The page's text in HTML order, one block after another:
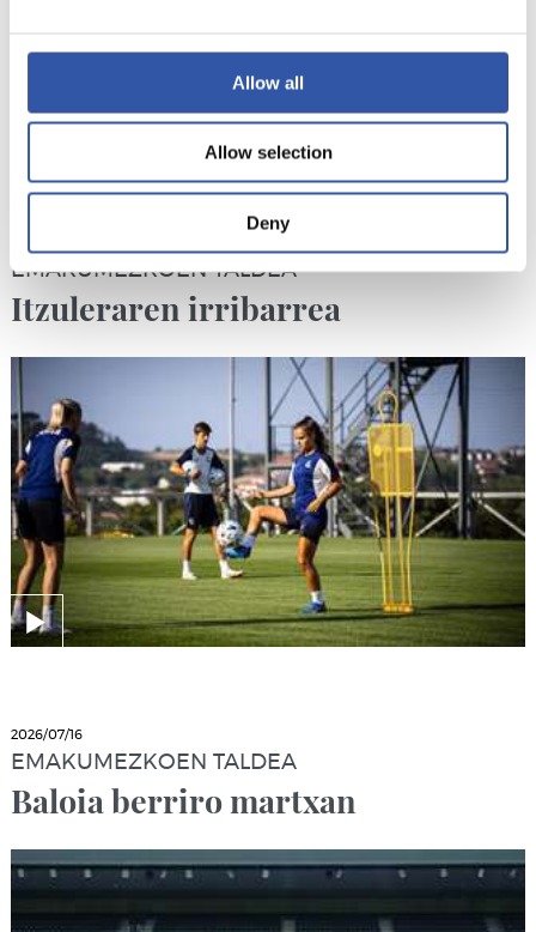
Allow all
Allow selection
Deny
EMAKUMEZKOEN TALDEA
Itzuleraren irribarrea
2026/07/16
EMAKUMEZKOEN TALDEA
Baloia berriro martxan